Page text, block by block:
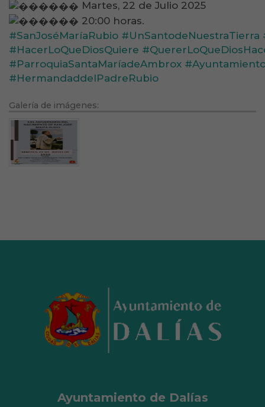
Martes, 22 de Julio 2025
20:00 horas.
#SanJoséMaríaRubio #UnSantodeNuestraTierra
#HacerLoQueDiosQuiere
#ParroquiaSantaMaríadeAmbrox
#HermandaddelPadreRubio
Galería de imágenes:
Ayuntamiento de Dalías